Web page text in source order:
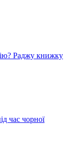
Раджу книжку
час чорної